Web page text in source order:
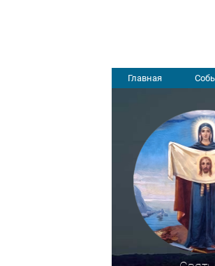
Главная